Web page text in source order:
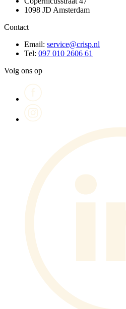
1098 JD Amsterdam
Contact
Email: service@crisp.nl
Tel: 097 010 2606 61
Volg ons op